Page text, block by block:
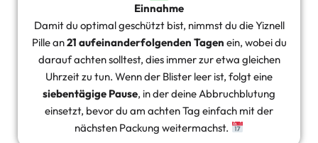
Einnahme
Damit du optimal geschützt bist, nimmst du die Yiznell
Pille an21 aufeinanderfolgenden Tagen ein, wobei du
darauf achten solltest, dies immer zur etwa gleichen
Uhrzeit zu tun. Wenn der Blister leer ist, folgt eine
siebentägige Pause, in der deine Abbruchblutung
einsetzt, bevor du am achten Tag einfach mit der
nächsten Packung weitermachst.